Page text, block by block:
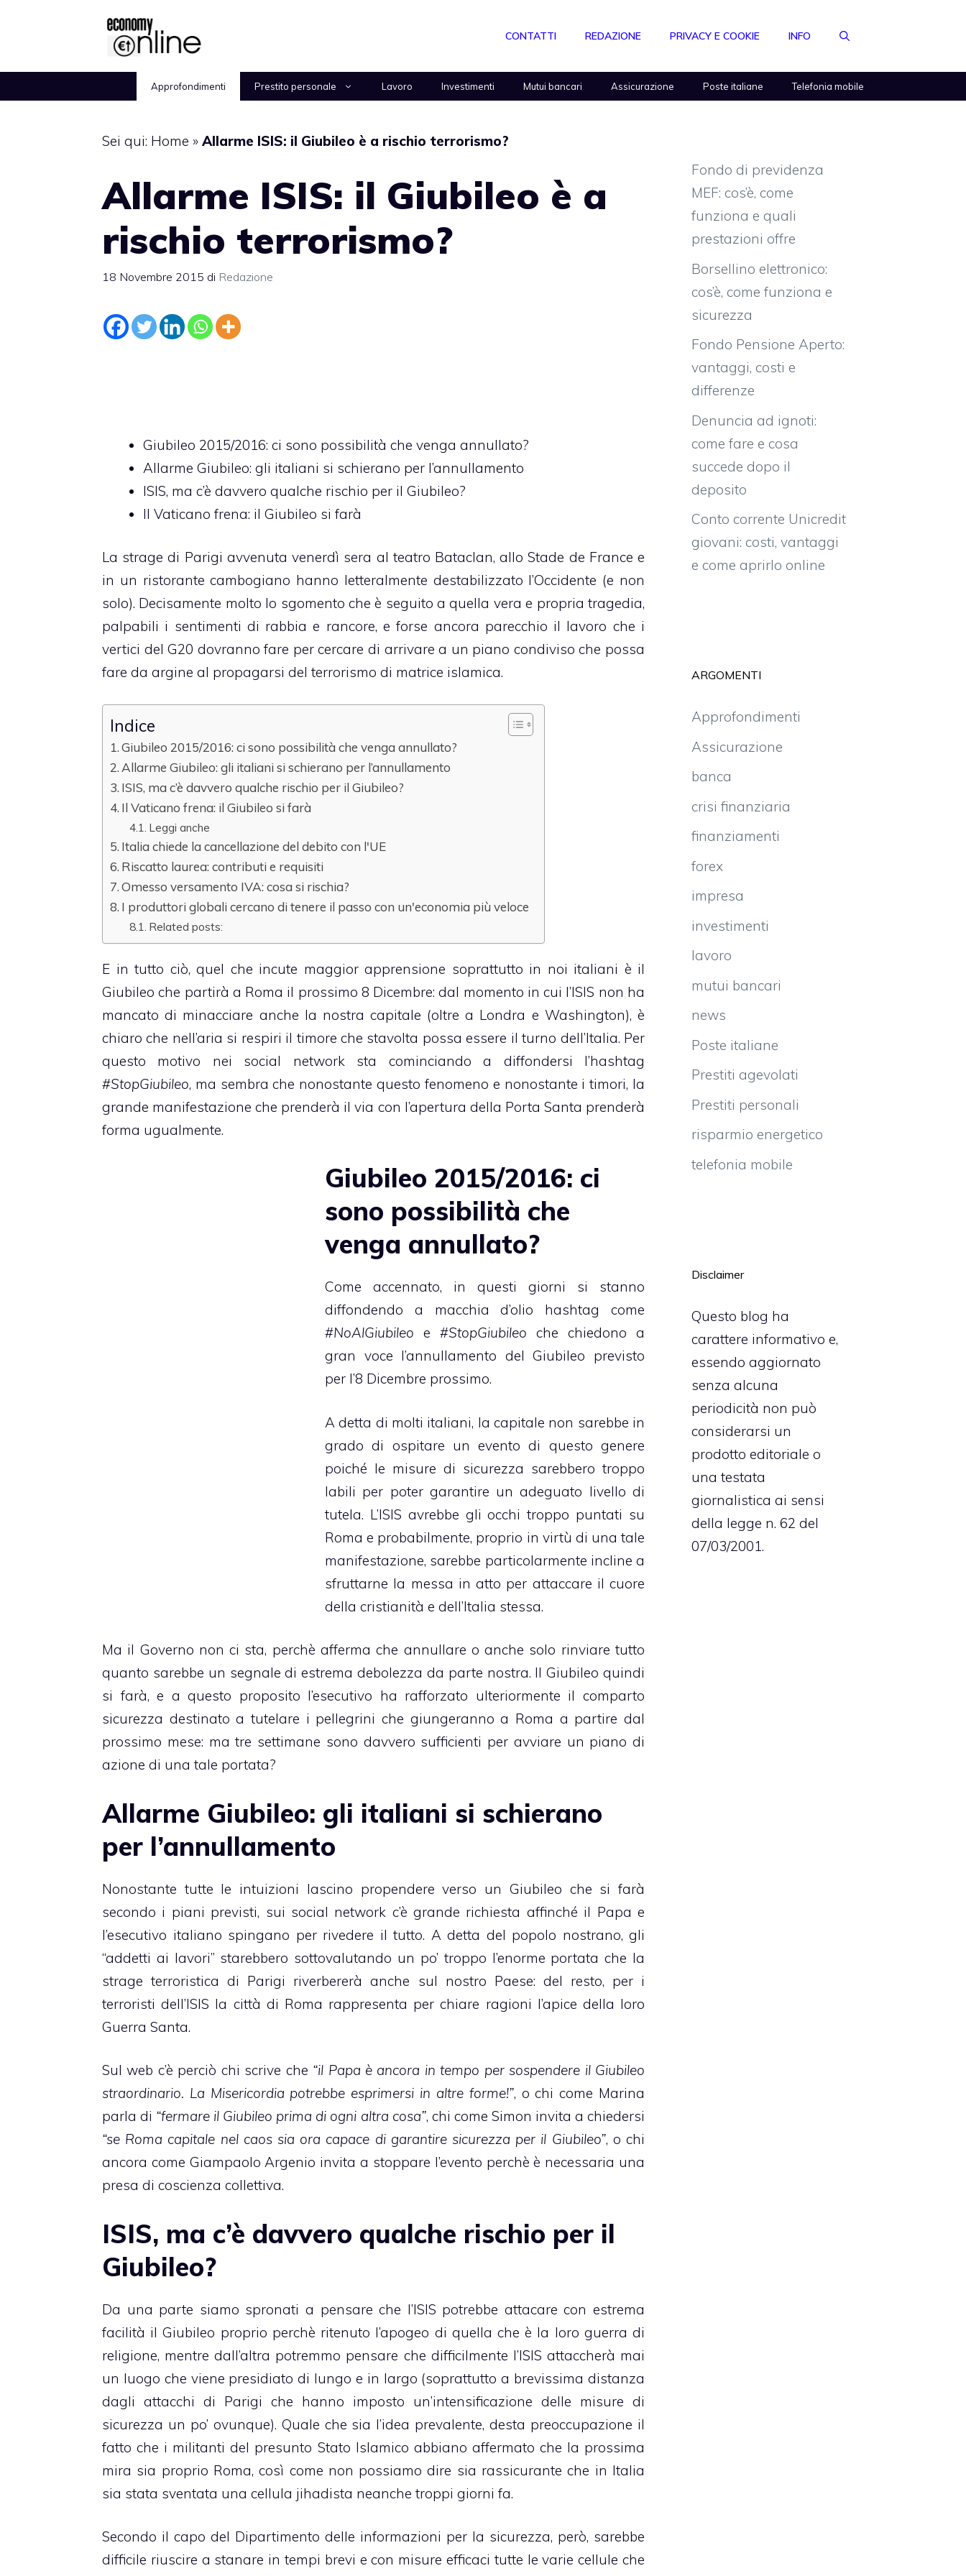
CONTATTI REDAZIONE PRIVACY E COOKIE INFO
Approfondimenti Prestito personale Lavoro Investimenti Mutui bancari Assicurazione Poste italiane Telefonia mobile
Sei qui: Home » Allarme ISIS: il Giubileo è a rischio terrorismo?
Allarme ISIS: il Giubileo è a
rischio terrorismo?
18 Novembre 2015 di Redazione
Giubileo 2015/2016: ci sono possibilità che venga annullato?
Allarme Giubileo: gli italiani si schierano per l’annullamento
ISIS, ma c’è davvero qualche rischio per il Giubileo?
Il Vaticano frena: il Giubileo si farà
La strage di Parigi avvenuta venerdì sera al teatro Bataclan, allo Stade de France e
in un ristorante cambogiano hanno letteralmente destabilizzato l’Occidente (e non
solo). Decisamente molto lo sgomento che è seguito a quella vera e propria tragedia,
palpabili i sentimenti di rabbia e rancore, e forse ancora parecchio il lavoro che i
vertici del G20 dovranno fare per cercare di arrivare a un piano condiviso che possa
fare da argine al propagarsi del terrorismo di matrice islamica.
Indice
Giubileo 2015/2016: ci sono possibilità che venga annullato?
Allarme Giubileo: gli italiani si schierano per l’annullamento
ISIS, ma c’è davvero qualche rischio per il Giubileo?
Il Vaticano frena: il Giubileo si farà
Leggi anche
Italia chiede la cancellazione del debito con l'UE
Riscatto laurea: contributi e requisiti
Omesso versamento IVA: cosa si rischia?
I produttori globali cercano di tenere il passo con un'economia più veloce
Related posts:
E in tutto ciò, quel che incute maggior apprensione soprattutto in noi italiani è il
Giubileo che partirà a Roma il prossimo 8 Dicembre: dal momento in cui l’ISIS non ha
mancato di minacciare anche la nostra capitale (oltre a Londra e Washington), è
chiaro che nell’aria si respiri il timore che stavolta possa essere il turno dell’Italia. Per
questo motivo nei social network sta cominciando a diffondersi l’hashtag
#StopGiubileo, ma sembra che nonostante questo fenomeno e nonostante i timori, la
grande manifestazione che prenderà il via con l’apertura della Porta Santa prenderà
forma ugualmente.
Giubileo 2015/2016: ci
sono possibilità che
venga annullato?
Come accennato, in questi giorni si stanno
diffondendo a macchia d’olio hashtag come
#NoAlGiubileo e #StopGiubileo che chiedono a
gran voce l’annullamento del Giubileo previsto
per l’8 Dicembre prossimo.
A detta di molti italiani, la capitale non sarebbe in
grado di ospitare un evento di questo genere
poiché le misure di sicurezza sarebbero troppo
labili per poter garantire un adeguato livello di
tutela. L’ISIS avrebbe gli occhi troppo puntati su
Roma e probabilmente, proprio in virtù di una tale
manifestazione, sarebbe particolarmente incline a
sfruttarne la messa in atto per attaccare il cuore
della cristianità e dell’Italia stessa.
Ma il Governo non ci sta, perchè afferma che annullare o anche solo rinviare tutto
quanto sarebbe un segnale di estrema debolezza da parte nostra. Il Giubileo quindi
si farà, e a questo proposito l’esecutivo ha rafforzato ulteriormente il comparto
sicurezza destinato a tutelare i pellegrini che giungeranno a Roma a partire dal
prossimo mese: ma tre settimane sono davvero sufficienti per avviare un piano di
azione di una tale portata?
Allarme Giubileo: gli italiani si schierano
per l’annullamento
Nonostante tutte le intuizioni lascino propendere verso un Giubileo che si farà
secondo i piani previsti, sui social network c’è grande richiesta affinché il Papa e
l’esecutivo italiano spingano per rivedere il tutto. A detta del popolo nostrano, gli
“addetti ai lavori” starebbero sottovalutando un po’ troppo l’enorme portata che la
strage terroristica di Parigi riverbererà anche sul nostro Paese: del resto, per i
terroristi dell’ISIS la città di Roma rappresenta per chiare ragioni l’apice della loro
Guerra Santa.
Sul web c’è perciò chi scrive che “il Papa è ancora in tempo per sospendere il Giubileo
straordinario. La Misericordia potrebbe esprimersi in altre forme!”, o chi come Marina
parla di “fermare il Giubileo prima di ogni altra cosa”, chi come Simon invita a chiedersi
“se Roma capitale nel caos sia ora capace di garantire sicurezza per il Giubileo”, o chi
ancora come Giampaolo Argenio invita a stoppare l’evento perchè è necessaria una
presa di coscienza collettiva.
ISIS, ma c’è davvero qualche rischio per il
Giubileo?
Da una parte siamo spronati a pensare che l’ISIS potrebbe attacare con estrema
facilità il Giubileo proprio perchè ritenuto l’apogeo di quella che è la loro guerra di
religione, mentre dall’altra potremmo pensare che difficilmente l’ISIS attaccherà mai
un luogo che viene presidiato di lungo e in largo (soprattutto a brevissima distanza
dagli attacchi di Parigi che hanno imposto un’intensificazione delle misure di
sicurezza un po’ ovunque). Quale che sia l’idea prevalente, desta preoccupazione il
fatto che i militanti del presunto Stato Islamico abbiano affermato che la prossima
mira sia proprio Roma, così come non possiamo dire sia rassicurante che in Italia
sia stata sventata una cellula jihadista neanche troppi giorni fa.
Secondo il capo del Dipartimento delle informazioni per la sicurezza, però, sarebbe
difficile riuscire a stanare in tempi brevi e con misure efficaci tutte le varie cellule che
Fondo di previdenza
MEF: cos’è, come
funziona e quali
prestazioni offre
Borsellino elettronico:
cos’è, come funziona e
sicurezza
Fondo Pensione Aperto:
vantaggi, costi e
differenze
Denuncia ad ignoti:
come fare e cosa
succede dopo il
deposito
Conto corrente Unicredit
giovani: costi, vantaggi
e come aprirlo online
ARGOMENTI
Approfondimenti
Assicurazione
banca
crisi finanziaria
finanziamenti
forex
impresa
investimenti
lavoro
mutui bancari
news
Poste italiane
Prestiti agevolati
Prestiti personali
risparmio energetico
telefonia mobile
Disclaimer
Questo blog ha
carattere informativo e,
essendo aggiornato
senza alcuna
periodicità non può
considerarsi un
prodotto editoriale o
una testata
giornalistica ai sensi
della legge n. 62 del
07/03/2001.